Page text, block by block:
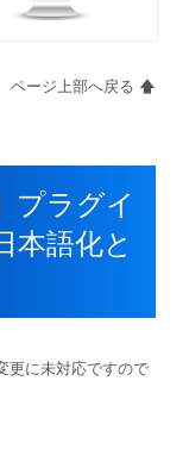
ページ上部へ戻る 🡅
プラグイ
本語化と
更に未対応ですので